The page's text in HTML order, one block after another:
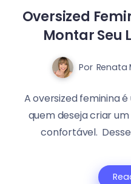
Oversized
Montar Seu
Por Renata
A oversized feminina
quem deseja criar
confortável. Desse